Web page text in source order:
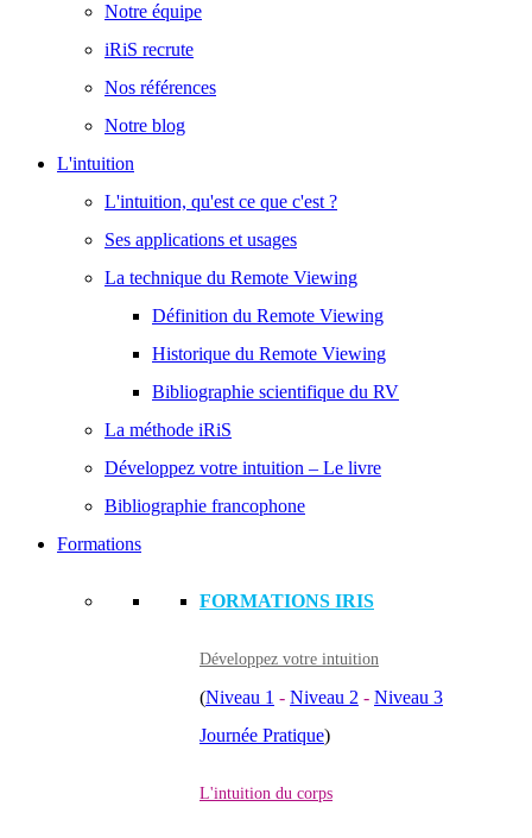
Notre équipe
iRiS recrute
Nos références
Notre blog
L'intuition
L'intuition, qu'est ce que c'est ?
Ses applications et usages
La technique du Remote Viewing
Définition du Remote Viewing
Historique du Remote Viewing
Bibliographie scientifique du RV
La méthode iRiS
Développez votre intuition – Le livre
Bibliographie francophone
Formations
FORMATIONS IRIS
Développez votre intuition
(Niveau 1 - Niveau 2 - Niveau 3
Journée Pratique)
L'intuition du corps